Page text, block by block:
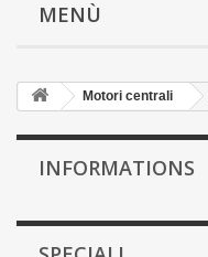
MENÙ
Motori centrali
INFORMATIONS